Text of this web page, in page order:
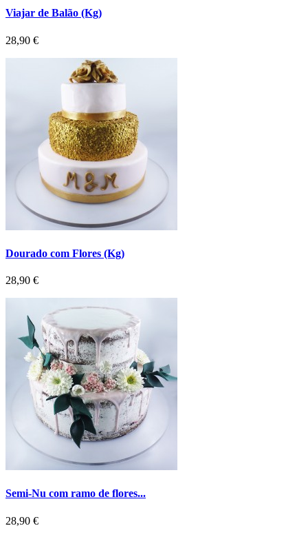
Viajar de Balão (Kg)
Preço
28,90 €
Dourado com Flores (Kg)
Preço
28,90 €
Semi-Nu com ramo de flores...
Preço
28,90 €